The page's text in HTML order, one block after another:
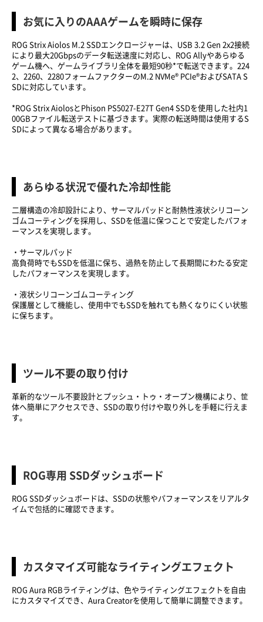
お気に入りのAAAゲームを瞬時に保存
ROG Strix Aiolos M.2 SSDエンクロージャーは、USB 3.2 Gen 2x2接続
により最大20Gbpsのデータ転送速度に対応し、ROG Allyやあらゆる
ゲーム機へ、ゲームライブラリ全体を最短90秒*で転送できます。224
2、2260、2280フォームファクターのM.2 NVMe® PCIe®およびSATA S
SDに対応しています。
*ROG Strix AiolosとPhison PS5027-E27T Gen4 SSDを使用した社内1
00GBファイル転送テストに基づきます。実際の転送時間は使用するS
SDによって異なる場合があります。
あらゆる状況で優れた冷却性能
二層構造の冷却設計により、サーマルパッドと耐熱性液状シリコーン
ゴムコーティングを採用し、SSDを低温に保つことで安定したパフォ
ーマンスを実現します。
・サーマルパッド
高負荷時でもSSDを低温に保ち、過熱を防止して長期間にわたる安定
したパフォーマンスを実現します。
・液状シリコーンゴムコーティング
保護層として機能し、使用中でもSSDを触れても熱くなりにくい状態
に保ちます。
ツール不要の取り付け
革新的なツール不要設計とプッシュ・トゥ・オープン機構により、筐
体へ簡単にアクセスでき、SSDの取り付けや取り外しを手軽に行えま
す。
ROG専用 SSDダッシュボード
ROG SSDダッシュボードは、SSDの状態やパフォーマンスをリアルタ
イムで包括的に確認できます。
カスタマイズ可能なライティングエフェクト
ROG Aura RGBライティングは、色やライティングエフェクトを自由
にカスタマイズでき、Aura Creatorを使用して簡単に調整できます。